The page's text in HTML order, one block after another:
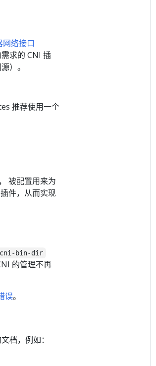
网络接口
求的 CNI 插
）。
推荐使用一个
被配置用来为
件，从而实现
cni-bin-dir
的管理不再
误。
档，例如：